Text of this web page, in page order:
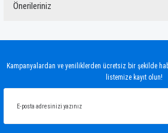
Önerileriniz
Ürün açıklamasında eksik bilgiler bulunuyor.
Kampanyalardan ve yeniliklerden ücretsiz bir şekilde
listemize kayıt olun!